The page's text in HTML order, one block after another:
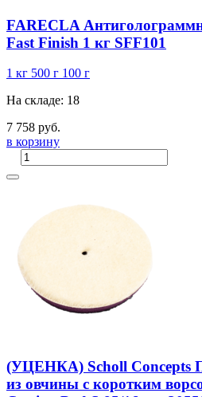
FARECLA
Fast Finish 1 кг SFF101
1 кг 500 г 100 г
На складе: 18
7 758 руб.
в корзину
(УЦЕНКА) Scholl Concepts
из овчины с коротким